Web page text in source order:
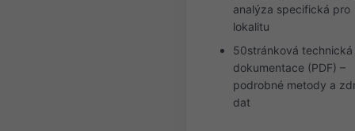
analýza specifická pro
lokalitu
50stránková technická
dokumentace (PDF) –
podrobné metody a
dat